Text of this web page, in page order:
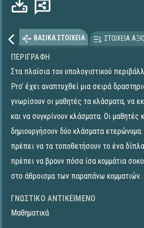
ΒΑΣΙΚΑ ΣΤΟΙΧΕΙΑ ΣΤΟΙΧΕΙΑ
ΠΕΡΙΓΡΑΦΉ
Στα πλαίσια του υπολογιστικού
Pro’ έχει αναπτυχθεί μια σειρά
γνωρίσουν οι μαθητές τα κλάσματα, να
και να συγκρίνουν κλάσματα. Οι μαθητές
δημιουργήσουν δύο κλάσματα
πρέπει να τα τοποθετήσουν το ένα
πρέπει να βρουν πόσα ίσα κομμάτια
στο άθροισμα των παραπάνω κομματιών.
ΓΝΩΣΤΙΚΌ ΑΝΤΙΚΕΊΜΕΝΟ
Μαθηματικά